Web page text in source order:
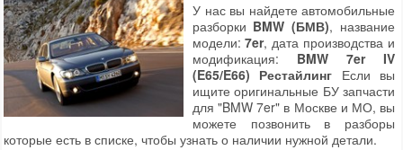
У нас вы найдете автомобильные
разборки BMW (БМВ), название
модели: 7er, дата производства и
модификация: BMW 7er IV
(E65/E66) Рестайлинг Если вы
ищите оригинальные БУ запчасти
для "BMW 7er" в Москве и МО, вы
можете позвонить в разборы
которые есть в списке, чтобы узнать о наличии нужной детали.